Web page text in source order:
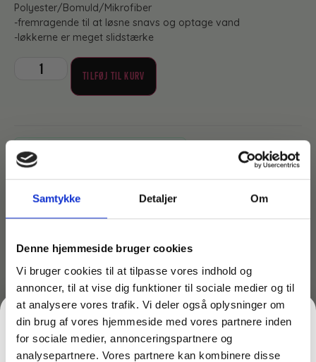
Samtykke Detaljer Om
Denne hjemmeside bruger cookies
Vi bruger cookies til at tilpasse vores indhold og
annoncer, til at vise dig funktioner til sociale medier og til
at analysere vores trafik. Vi deler også oplysninger om
din brug af vores hjemmeside med vores partnere inden
for sociale medier, annonceringspartnere og
analysepartnere. Vores partnere kan kombinere disse
Polyester/Bomuld/Mikrofiber
-fremragende til at løsne snavs og optage vand
-løkkerne er meget slidstærke
TILFØJ TIL KURV
Måske er du også interesseret i følgende
produkter:
Du kunne også være interesseret i…